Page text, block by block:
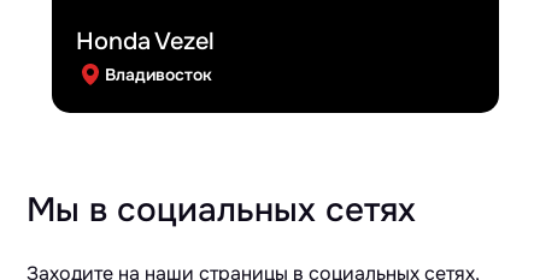
Honda Vezel
Владивосток
Мы в социальных сетях
Заходите на наши страницы в социальных сетях,